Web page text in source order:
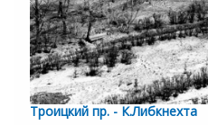
Троицкий пр. - К.Либкнехта